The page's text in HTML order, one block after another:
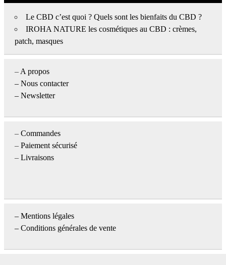
Le CBD c’est quoi ? Quels sont les bienfaits du CBD ?
IROHA NATURE les cosmétiques au CBD : crèmes,
patch, masques
– A propos
– Nous contacter
– Newsletter
– Commandes
– Paiement sécurisé
– Livraisons
– Mentions légales
– Conditions générales de vente